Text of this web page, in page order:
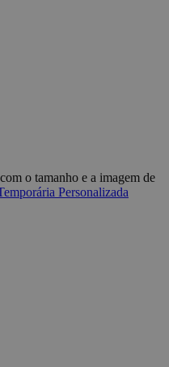
com o tamanho e a imagem de
Personalizada